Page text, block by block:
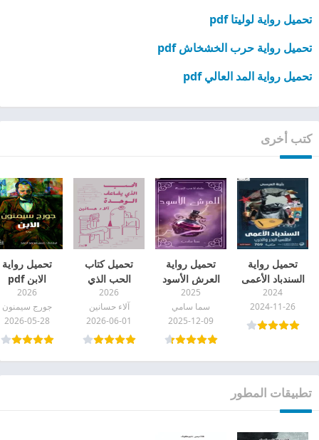
تحميل رواية لوليتا pdf
تحميل رواية حرب الخشخاش pdf
تحميل رواية المد العالي pdf
كتب أخرى
تحميل رواية
السندباد الأعمى
أطلس البحر و
الحرب
2024
2024-11-26
تحميل رواية
العرش الأسود
pdf
2025
سما سامي
2025-12-09
تحميل كتاب
الحب الذي
يضاعف الوحدة
pdf
2026
آلاء حسانين
2026-06-01
تحميل رواية
الابن pdf
2026
جورج سيمنون
2026-05-28
تطبيقات المطور